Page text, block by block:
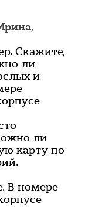
,
Скажите,
ли
и
ли
карту по
В номере